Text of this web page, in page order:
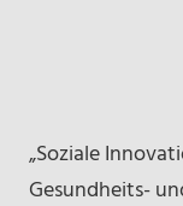
„Soziale
Gesundheits-